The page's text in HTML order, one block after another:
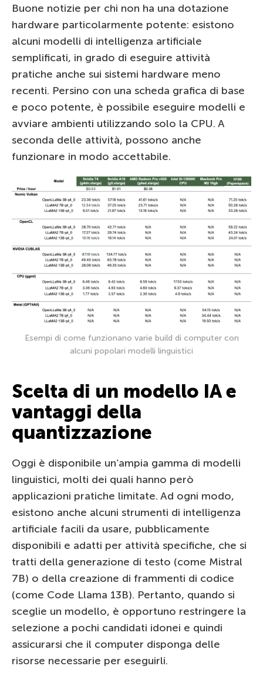
Buone notizie per chi non ha una dotazione
hardware particolarmente potente: esistono
alcuni modelli di intelligenza artificiale
semplificati, in grado di eseguire attività
pratiche anche sui sistemi hardware meno
recenti. Persino con una scheda grafica di base
e poco potente, è possibile eseguire modelli e
avviare ambienti utilizzando solo la CPU. A
seconda delle attività, possono anche
funzionare in modo accettabile.
Esempi di come funzionano varie build di computer con
alcuni popolari modelli linguistici
Scelta di un modello IA e
vantaggi della
quantizzazione
Oggi è disponibile un’ampia gamma di modelli
linguistici, molti dei quali hanno però
applicazioni pratiche limitate. Ad ogni modo,
esistono anche alcuni strumenti di intelligenza
artificiale facili da usare, pubblicamente
disponibili e adatti per attività specifiche, che si
tratti della generazione di testo (come Mistral
7B) o della creazione di frammenti di codice
(come Code Llama 13B). Pertanto, quando si
sceglie un modello, è opportuno restringere la
selezione a pochi candidati idonei e quindi
assicurarsi che il computer disponga delle
risorse necessarie per eseguirli.